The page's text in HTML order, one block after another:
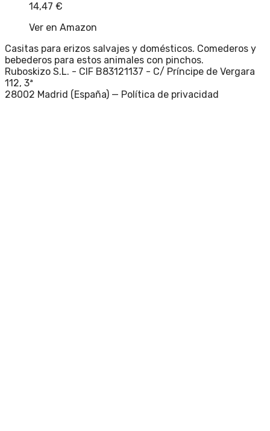
14,47 €
Ver en Amazon
Casitas para erizos salvajes y domésticos. Comederos y
bebederos para estos animales con pinchos.
Ruboskizo S.L. - CIF B83121137 - C/ Príncipe de Vergara
112, 3ª
28002 Madrid (España) — Política de privacidad